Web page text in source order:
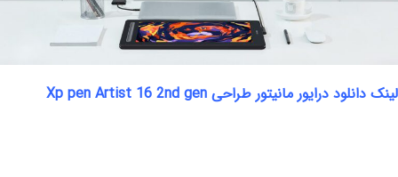
لینک دانلود درایور مانیتور طراحی Xp pen Artist 16 2nd gen